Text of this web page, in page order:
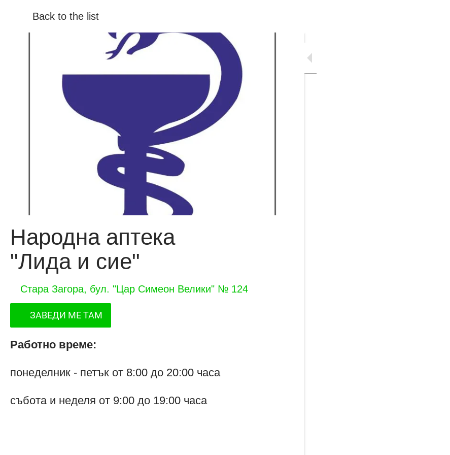
Back to the list
Народна аптека
"Лида и сие"
Стара Загора, бул. "Цар Симеон Велики" № 124
ЗАВЕДИ МЕ ТАМ
Работно време:
понеделник - петък от 8:00 до 20:00 часа
събота и неделя от 9:00 до 19:00 часа